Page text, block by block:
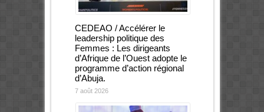
CEDEAO / Accélérer le
leadership politique des
Femmes : Les dirigeants
d’Afrique de l’Ouest adopte le
programme d’action régional
d’Abuja.
7 août 2026